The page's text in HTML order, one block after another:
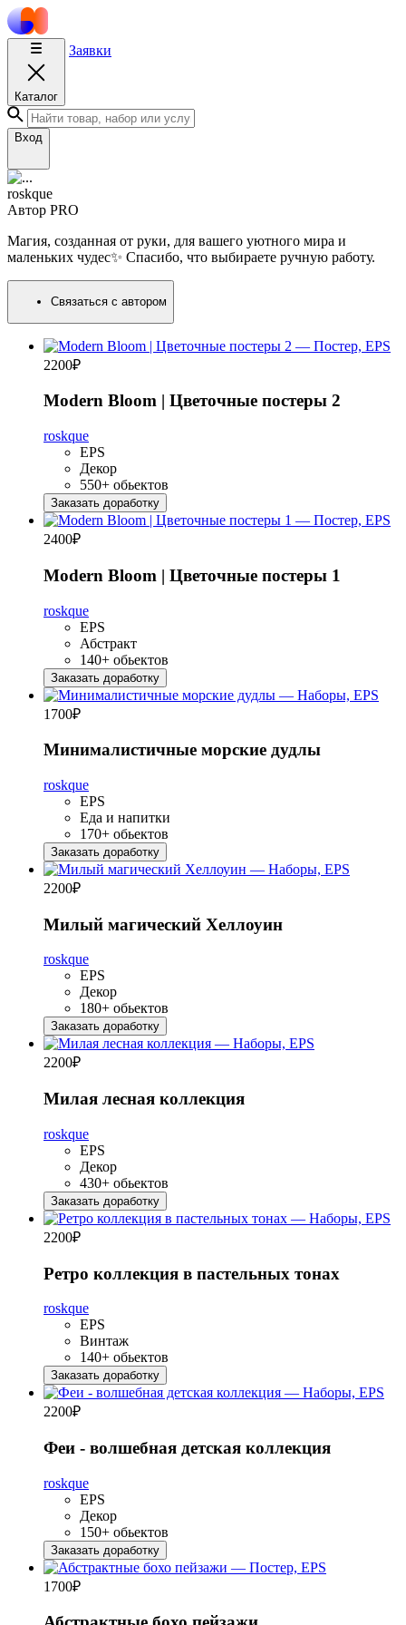
Каталог
Заявки
Вход
roskque
Автор PRO
Магия, созданная от руки, для вашего уютного мира и
маленьких чудес✨ Спасибо, что выбираете ручную работу.
Связаться с автором
2200₽
Modern Bloom | Цветочные постеры 2
roskque
EPS
Декор
550+ обьектов
Заказать доработку
2400₽
Modern Bloom | Цветочные постеры 1
roskque
EPS
Абстракт
140+ обьектов
Заказать доработку
1700₽
Минималистичные морские дудлы
roskque
EPS
Еда и напитки
170+ обьектов
Заказать доработку
2200₽
Милый магический Хеллоуин
roskque
EPS
Декор
180+ обьектов
Заказать доработку
2200₽
Милая лесная коллекция
roskque
EPS
Декор
430+ обьектов
Заказать доработку
2200₽
Ретро коллекция в пастельных тонах
roskque
EPS
Винтаж
140+ обьектов
Заказать доработку
2200₽
Феи - волшебная детская коллекция
roskque
EPS
Декор
150+ обьектов
Заказать доработку
1700₽